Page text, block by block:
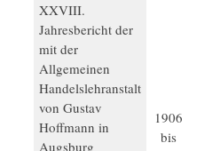
XXVIII.
Jahresbericht der
mit der
Allgemeinen
Handelslehranstalt
von Gustav
Hoffmann in
Augsburg
1906
bis